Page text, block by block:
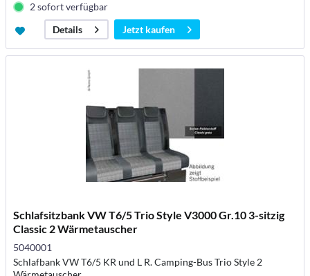
2 sofort verfügbar
Details
Jetzt kaufen
Schlafsitzbank VW T6/5 Trio Style V3000 Gr.10 3-sitzig
Classic 2 Wärmetauscher
5040001
Schlafbank VW T6/5 KR und L R. Camping-Bus Trio Style 2